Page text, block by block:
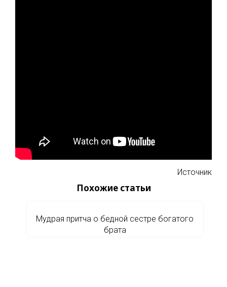
Источник
Похожие статьи
Мудрая притча о бедной сестре богатого
брата